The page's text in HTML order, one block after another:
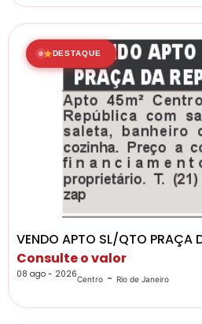
DESTAQUE
VENDO APTO SL/QTO PRAÇA
Consulte o valor
08 ago - 2026Centro - Rio de Janeiro